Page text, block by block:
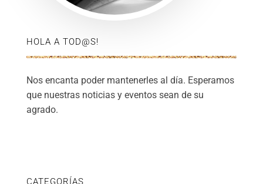
HOLA A TOD@S!
Nos encanta poder mantenerles al día. Esperamos
que nuestras noticias y eventos sean de su
agrado.
CATEGORÍAS